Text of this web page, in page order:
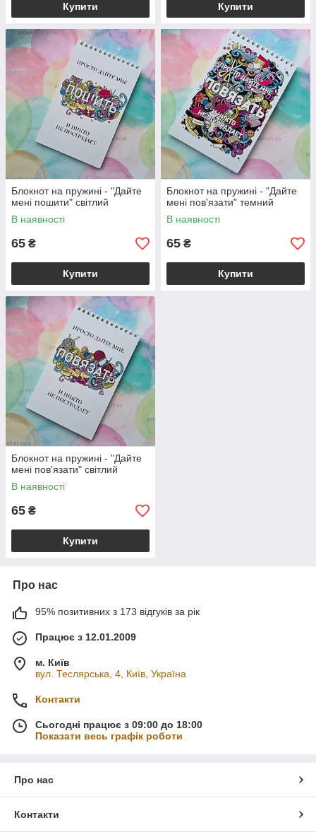
Купити Купити
Блокнот на пружині - "Дайте
мені пошити" світлий
В наявності
65 ₴
Купити
Блокнот на пружині - "Дайте
мені пов'язати" темний
В наявності
65 ₴
Купити
Блокнот на пружині - "Дайте
мені пов'язати" світлий
В наявності
65 ₴
Купити
Про нас
95% позитивних з 173 відгуків за рік
Працює з 12.01.2009
м. Київ
вул. Теслярська, 4, Київ, Україна
Контакти
Сьогодні працює з 09:00 до 18:00
Показати весь графік роботи
Про нас
Контакти